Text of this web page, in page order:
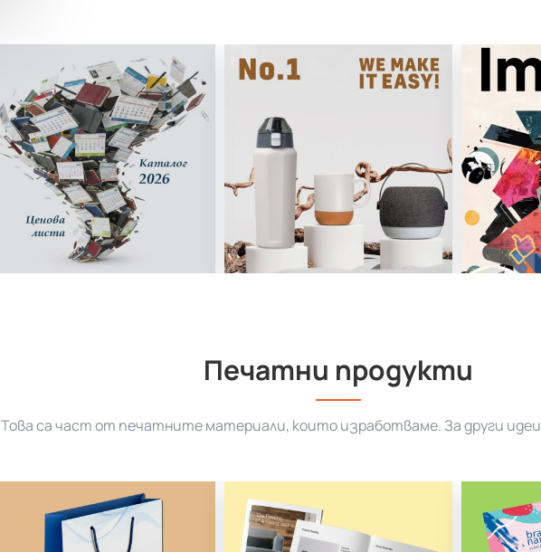
Печатни продукти
Това са част от печатните материали, които изработваме. За други